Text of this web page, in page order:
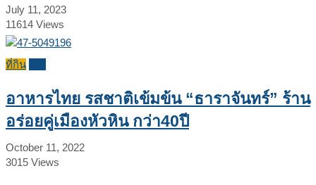
July 11, 2023
11614 Views
ที่กิน
อาหารไทย รสชาติเข้มข้น “ธาราจันทร์” ร้าน
อร่อยคู่เมืองหัวหิน กว่า40ปี
October 11, 2022
3015 Views